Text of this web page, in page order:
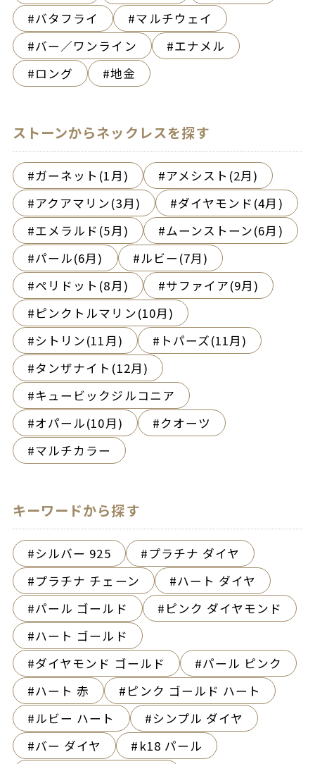
バタフライ
マルチウェイ
バー／ワンライン
エナメル
ロング
地金
ストーンからネックレスを探す
ガーネット(1月)
アメシスト(2月)
アクアマリン(3月)
ダイヤモンド(4月)
エメラルド(5月)
ムーンストーン(6月)
パール(6月)
ルビー(7月)
ペリドット(8月)
サファイア(9月)
ピンクトルマリン(10月)
シトリン(11月)
トパーズ(11月)
タンザナイト(12月)
キュービックジルコニア
オパール(10月)
クオーツ
マルチカラー
キーワードから探す
シルバー 925
プラチナ ダイヤ
プラチナ チェーン
ハート ダイヤ
パール ゴールド
ピンク ダイヤモンド
ハート ゴールド
ダイヤモンド ゴールド
パール ピンク
ハート 赤
ピンク ゴールド ハート
ルビー ハート
シンプル ダイヤ
バー ダイヤ
k18 パール